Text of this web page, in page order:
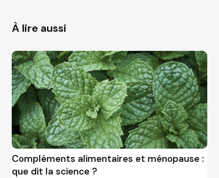
À lire aussi
Compléments alimentaires et ménopause :
que dit la science ?